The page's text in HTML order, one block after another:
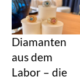
Diamanten
aus dem
Labor – die